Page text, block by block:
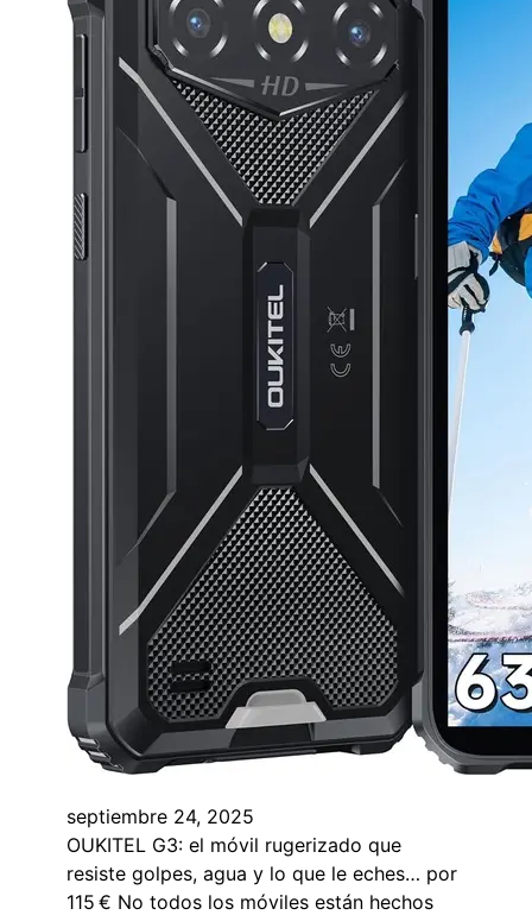
septiembre 24, 2025
OUKITEL G3: el móvil rugerizado que
resiste golpes, agua y lo que le eches… por
115 € No todos los móviles están hechos